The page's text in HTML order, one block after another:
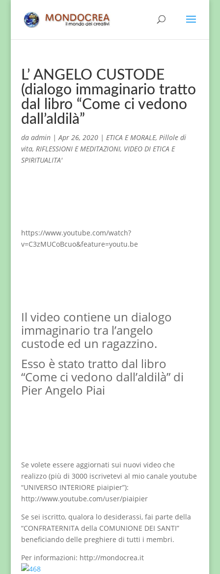
L’ ANGELO CUSTODE
(dialogo immaginario tratto
dal libro “Come ci vedono
dall’aldilà”
da admin|Apr 26, 2020| ETICA E MORALE, Pillole di
vita, RIFLESSIONI E MEDITAZIONI, VIDEO DI ETICA E
SPIRITUALITA'
https://www.youtube.com/watch?
v=C3zMUCoBcuo&feature=youtu.be
Il video contiene un dialogo
immaginario tra l’angelo
custode ed un ragazzino.
Esso è stato tratto dal libro
“Come ci vedono dall’aldilà” di
Pier Angelo Piai
Se volete essere aggiornati sui nuovi video che
realizzo (più di 3000 iscrivetevi al mio canale youtube
“UNIVERSO INTERIORE piaipier”):
http://www.youtube.com/user/piaipier
Se sei iscritto, qualora lo desiderassi, fai parte della
“CONFRATERNITA della COMUNIONE DEI SANTI”
beneficiando delle preghiere di tutti i membri.
Per informazioni: http://mondocrea.it